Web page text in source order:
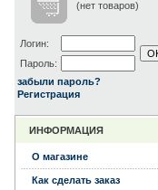
(нет товаров)
Логин:
Пароль:
забыли пароль?
Регистрация
ИНФОРМАЦИЯ
О магазине
Как сделать заказ